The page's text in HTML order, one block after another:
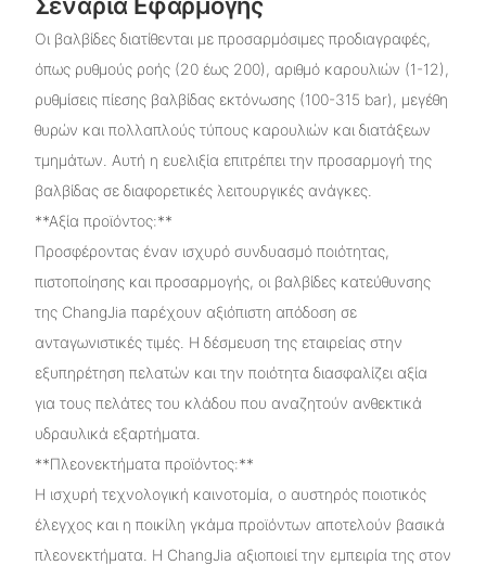
Οι βαλβίδες διατίθενται με προσαρμόσιμες προδιαγραφές,
όπως ρυθμούς ροής (20 έως 200), αριθμό καρουλιών (1-12),
ρυθμίσεις πίεσης βαλβίδας εκτόνωσης (100-315 bar), μεγέθη
θυρών και πολλαπλούς τύπους καρουλιών και διατάξεων
τμημάτων. Αυτή η ευελιξία επιτρέπει την προσαρμογή της
βαλβίδας σε διαφορετικές λειτουργικές ανάγκες.
**Αξία προϊόντος:**
Προσφέροντας έναν ισχυρό συνδυασμό ποιότητας,
πιστοποίησης και προσαρμογής, οι βαλβίδες κατεύθυνσης
της ChangJia παρέχουν αξιόπιστη απόδοση σε
ανταγωνιστικές τιμές. Η δέσμευση της εταιρείας στην
εξυπηρέτηση πελατών και την ποιότητα διασφαλίζει αξία
για τους πελάτες του κλάδου που αναζητούν ανθεκτικά
υδραυλικά εξαρτήματα.
**Πλεονεκτήματα προϊόντος:**
Η ισχυρή τεχνολογική καινοτομία, ο αυστηρός ποιοτικός
έλεγχος και η ποικίλη γκάμα προϊόντων αποτελούν βασικά
πλεονεκτήματα. Η ChangJia αξιοποιεί την εμπειρία της στον